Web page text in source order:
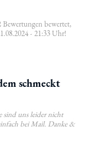
Bewertungen bewertet,
- 21:33 Uhr!
schmeckt
sind uns leider nicht
bei Mail. Danke &